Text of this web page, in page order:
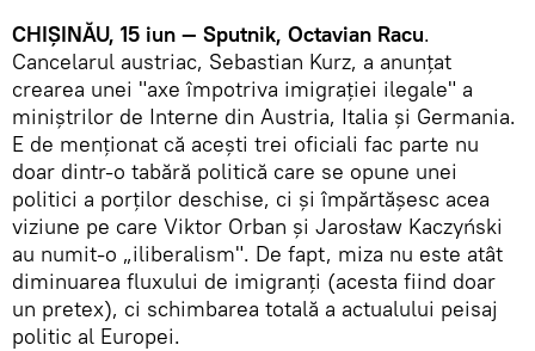
CHIȘINĂU, 15 iun — Sputnik, Octavian Racu.
Cancelarul austriac, Sebastian Kurz, a anunțat
crearea unei "axe împotriva imigrației ilegale" a
miniștrilor de Interne din Austria, Italia și Germania.
E de menționat că acești trei oficiali fac parte nu
doar dintr-o tabără politică care se opune unei
politici a porților deschise, ci și împărtășesc acea
viziune pe care Viktor Orban și Jarosław Kaczyński
au numit-o „iliberalism". De fapt, miza nu este atât
diminuarea fluxului de imigranți (acesta fiind doar
un pretex), ci schimbarea totală a actualului peisaj
politic al Europei.